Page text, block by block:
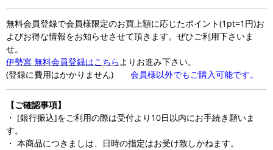
無料会員登録で会員様限定のお買上額に応じたポイント(1pt=1円)お
よびお得な情報をお知らせさせて頂きます。ぜひご利用下さいま
せ。
伊勢宮 無料会員登録はこちらよりお進み下さい。
(登録に費用はかかりません) 会員様以外でもご購入可能です。
【ご確認事項】
・ [銀行振込]をご利用の際は受付より10日以内にお手続き願いま
す。
・ 本商品につきましは、日時の指定はお受け致しかねます。